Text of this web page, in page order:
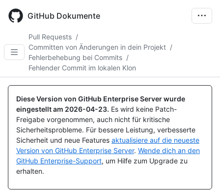
main
GitHub Dokumente
Pull Requests /
Committen von Änderungen in dein Projekt /
Fehlerbehebung bei Commits /
Fehlender Commit im lokalen Klon
Diese Version von GitHub Enterprise Server wurde
eingestellt am 2026-04-23. Es wird keine Patch-
Freigabe vorgenommen, auch nicht für kritische
Sicherheitsprobleme. Für bessere Leistung, verbesserte
Sicherheit und neue Features aktualisiere auf die neueste
Version von GitHub Enterprise Server. Wende dich an den
GitHub Enterprise-Support, um Hilfe zum Upgrade zu
erhalten.